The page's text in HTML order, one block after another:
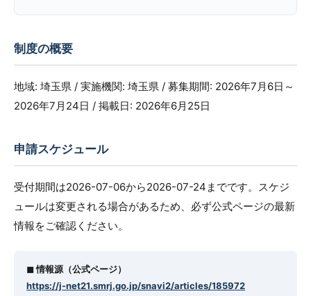
制度の概要
地域: 埼玉県 / 実施機関: 埼玉県 / 募集期間: 2026年7月6日～
2026年7月24日 / 掲載日: 2026年6月25日
申請スケジュール
受付期間は2026-07-06から2026-07-24までです。スケジ
ュールは変更される場合があるため、必ず公式ページの最新
情報をご確認ください。
◼︎ 情報源（公式ページ）
https://j-net21.smrj.go.jp/snavi2/articles/185972